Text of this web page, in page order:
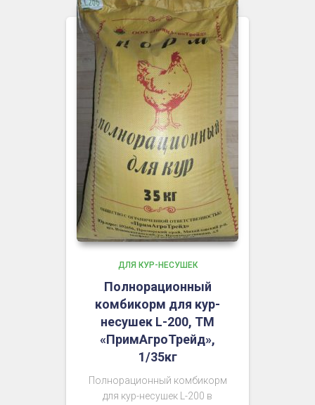
ДЛЯ КУР-НЕСУШЕК
Полнорационный
комбикорм для кур-
несушек L-200, ТМ
«ПримАгроТрейд»,
1/35кг
Полнорационный комбикорм
для кур-несушек L-200 в